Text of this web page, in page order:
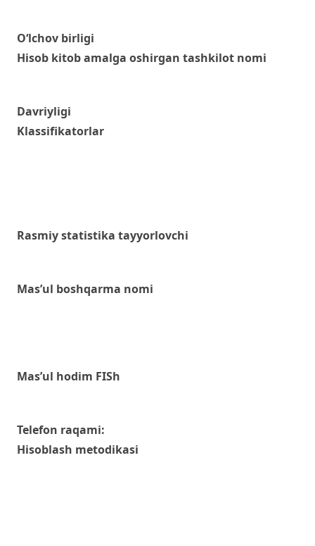
O‘lchov birligi
Hisob kitob amalga oshirgan tashkilot nomi
Davriyligi
Klassifikatorlar
Rasmiy statistika tayyorlovchi
Mas’ul boshqarma nomi
Mas’ul hodim FISh
Telefon raqami:
Hisoblash metodikasi